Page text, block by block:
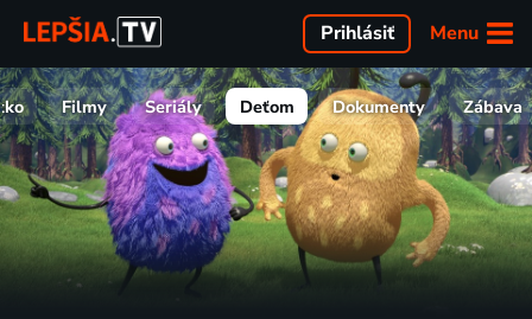
Menu
Prihlásiť
Filmy Seriály Deťom Dokumenty Zábava